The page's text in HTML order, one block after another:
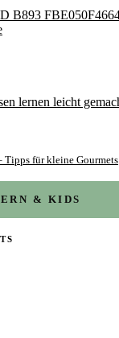
Tipps für kleine Gourmets
& KIDS